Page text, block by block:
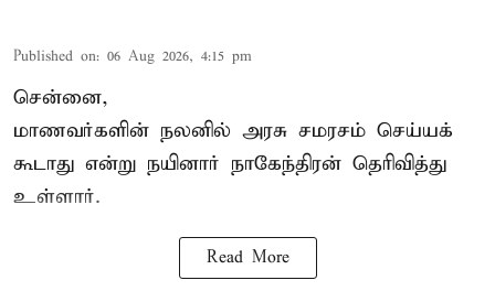
Published on: 06 Aug 2026, 4:15 pm
சென்னை,
மாணவர்களின் நலனில் அரசு சமரசம் செய்யக்
கூடாது என்று நயினார் நாகேந்திரன் தெரிவித்து
உள்ளார்.
Read More